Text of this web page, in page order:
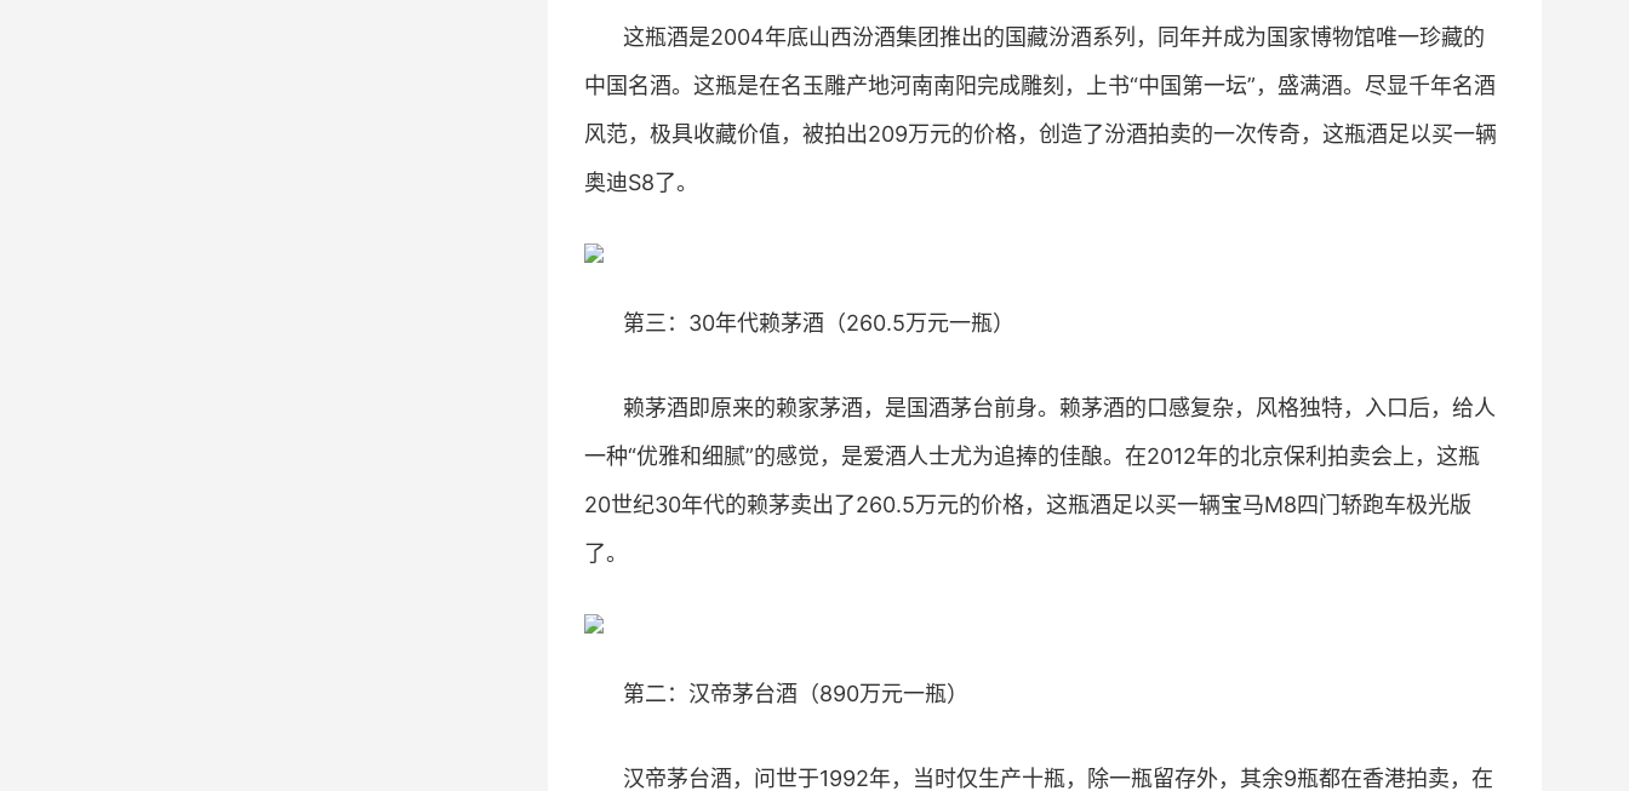
这瓶酒是2004年底山西汾酒集团推出的国藏汾酒系列，同年并成为国家博物馆唯一珍藏的
中国名酒。这瓶是在名玉雕产地河南南阳完成雕刻，上书“中国第一坛”，盛满酒。尽显千年名酒
风范，极具收藏价值，被拍出209万元的价格，创造了汾酒拍卖的一次传奇，这瓶酒足以买一辆
奥迪S8了。
第三：30年代赖茅酒（260.5万元一瓶）
赖茅酒即原来的赖家茅酒，是国酒茅台前身。赖茅酒的口感复杂，风格独特，入口后，给人
一种“优雅和细腻”的感觉，是爱酒人士尤为追捧的佳酿。在2012年的北京保利拍卖会上，这瓶
20世纪30年代的赖茅卖出了260.5万元的价格，这瓶酒足以买一辆宝马M8四门轿跑车极光版
了。
第二：汉帝茅台酒（890万元一瓶）
汉帝茅台酒，问世于1992年，当时仅生产十瓶，除一瓶留存外，其余9瓶都在香港拍卖，在